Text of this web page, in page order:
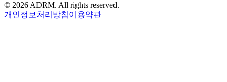
© 2026ADRM. All rights reserved.
개인정보처리방침이용약관